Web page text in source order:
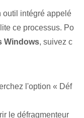
outil intégré appelé
ce processus. Po
Windows, suivez c
l'option « Déf
le défragmenteur